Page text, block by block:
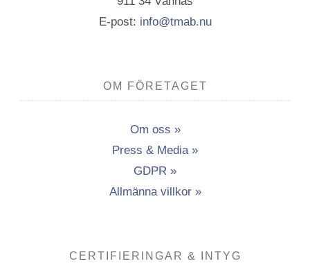
E-post: info@tmab.nu
OM FÖRETAGET
Om oss »
Press & Media »
GDPR »
Allmänna villkor »
CERTIFIERINGAR & INTYG